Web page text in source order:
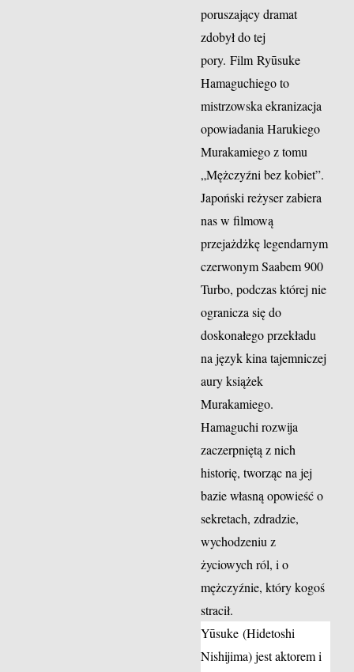
poruszający dramat
zdobył do tej
pory. Film Ryūsuke
Hamaguchiego to
mistrzowska ekranizacja
opowiadania Harukiego
Murakamiego z tomu
„Mężczyźni bez kobiet”.
Japoński reżyser zabiera
nas w filmową
przejażdżkę legendarnym
czerwonym Saabem 900
Turbo, podczas której nie
ogranicza się do
doskonałego przekładu
na język kina tajemniczej
aury książek
Murakamiego.
Hamaguchi rozwija
zaczerpniętą z nich
historię, tworząc na jej
bazie własną opowieść o
sekretach, zdradzie,
wychodzeniu z
życiowych ról, i o
mężczyźnie, który kogoś
stracił.
Yūsuke (Hidetoshi
Nishijima) jest aktorem i